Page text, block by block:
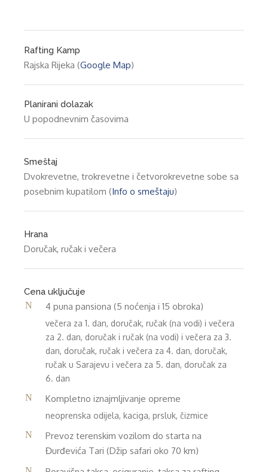
Rafting Kamp
Rajska Rijeka (Google Map)
Planirani dolazak
U popodnevnim časovima
Smeštaj
Dvokrevetne, trokrevetne i četvorokrevetne sobe sa
posebnim kupatilom (Info o smeštaju)
Hrana
Doručak, ručak i večera
Cena uključuje
4 puna pansiona (5 noćenja i 15 obroka)
večera za 1. dan, doručak, ručak (na vodi) i večera
za 2. dan, doručak i ručak (na vodi) i večera za 3.
dan, doručak, ručak i večera za 4. dan, doručak,
ručak u Sarajevu i večera za 5. dan, doručak za
6. dan
Kompletno iznajmljivanje opreme
neoprenska odijela, kaciga, prsluk, čizmice
Prevoz terenskim vozilom do starta na
Đurđevića Tari (Džip safari oko 70 km)